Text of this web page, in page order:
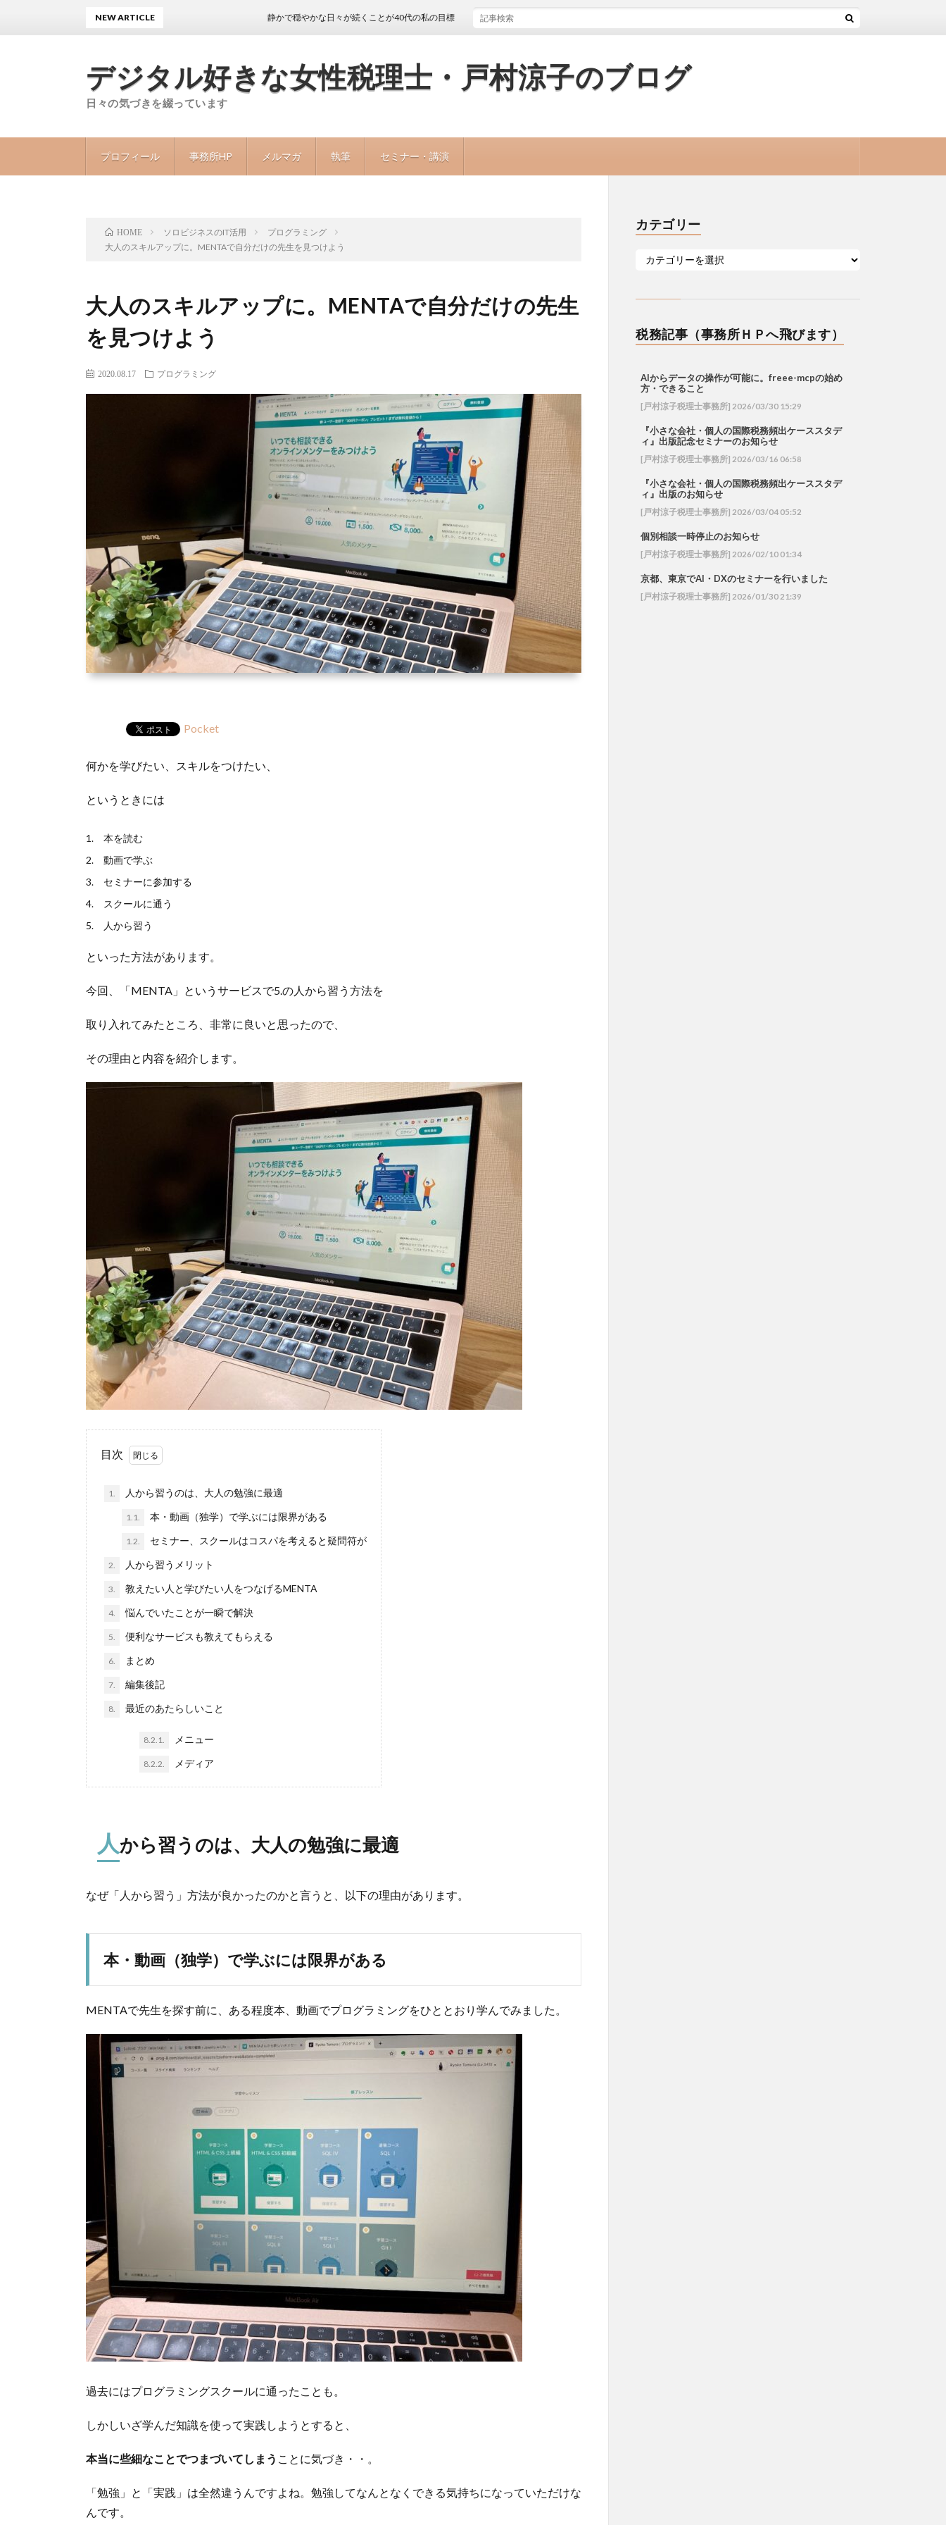
デジタル好きな女性税理士・戸村涼子のブログ
日々の気づきを綴っています
プロフィール 事務所HP メルマガ 執筆 セミナー・講演
NEW ARTICLE 静かで穏やかな日々が続くことが40代の私の目標
HOME ソロビジネスのIT活用
プログラミング
大人のスキルアップに。MENTAで自分だけの先生を見つけよう
大人のスキルアップに。MENTAで自分だけの先生
を見つけよう
2020.08.17 プログラミング
Pocket
何かを学びたい、スキルをつけたい、
というときには
本を読む
動画で学ぶ
セミナーに参加する
スクールに通う
人から習う
といった方法があります。
今回、「MENTA」というサービスで5.の人から習う方法を
取り入れてみたところ、非常に良いと思ったので、
その理由と内容を紹介します。
目次
1. 人から習うのは、大人の勉強に最適
1.1. 本・動画（独学）で学ぶには限界がある
1.2. セミナー、スクールはコスパを考えると疑問符が
2. 人から習うメリット
3. 教えたい人と学びたい人をつなげるMENTA
4. 悩んでいたことが一瞬で解決
5. 便利なサービスも教えてもらえる
6. まとめ
7. 編集後記
8. 最近のあたらしいこと
8.2.1. メニュー
8.2.2. メディア
人から習うのは、大人の勉強に最適
なぜ「人から習う」方法が良かったのかと言うと、以下の理由があります。
本・動画（独学）で学ぶには限界がある
MENTAで先生を探す前に、ある程度本、動画でプログラミングをひととおり学んでみました。
過去にはプログラミングスクールに通ったことも。
しかしいざ学んだ知識を使って実践しようとすると、
本当に些細なことでつまづいてしまう ことに気づき・・。
「勉強」と「実践」は全然違うんですよね。勉強してなんとなくできる気持ちになっていただけな
んです。
カテゴリー
税務記事（事務所ＨＰへ飛びます）
AIからデータの操作が可能に。freee-mcpの始め
方・できること
[戸村涼子税理士事務所] 2026/03/30 15:29
『小さな会社・個人の国際税務頻出ケーススタデ
ィ』出版記念セミナーのお知らせ
[戸村涼子税理士事務所] 2026/03/16 06:58
『小さな会社・個人の国際税務頻出ケーススタデ
ィ』出版のお知らせ
[戸村涼子税理士事務所] 2026/03/04 05:52
個別相談一時停止のお知らせ
[戸村涼子税理士事務所] 2026/02/10 01:34
京都、東京でAI・DXのセミナーを行いました
[戸村涼子税理士事務所] 2026/01/30 21:39